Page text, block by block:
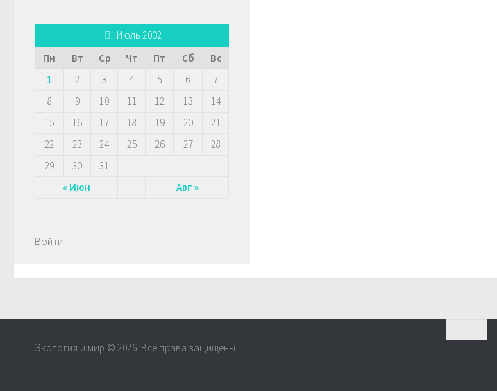
Июль 2002
Пн
Вт Ср Чт Пт Сб Вс
« Июн Авг »
1 2 3 4 5 6
7
8
9 10 11 12 13
14
15
16 17 18 19 20
21
22
23 24 25 26 27
28
29
30 31
Войти
Экология и мир © 2026. Все права защищены.